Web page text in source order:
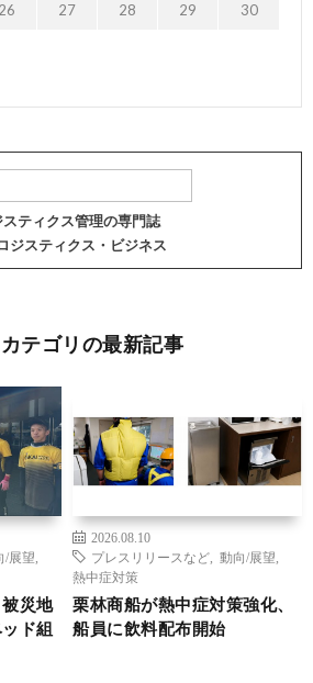
26 27 28 29 30
スティクス管理の専門誌
ジスティクス・ビジネス
カテゴリの最新記事
/展望
被災地
ド組
2026.08.10
プレスリリースなど
動向/展望
熱中症対策
栗林商船が熱中症対策強化、
船員に飲料配布開始